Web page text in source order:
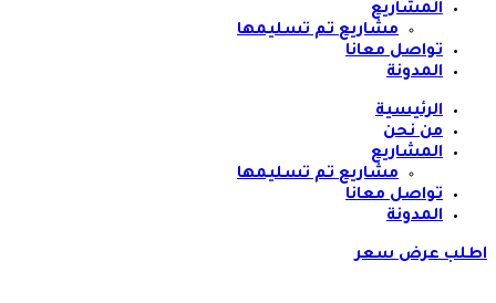
المشاريع
مشاريع تم تسليمها
تواصل معانا
المدونة
الرئيسية
من نحن
المشاريع
مشاريع تم تسليمها
تواصل معانا
المدونة
اطلب عرض سعر